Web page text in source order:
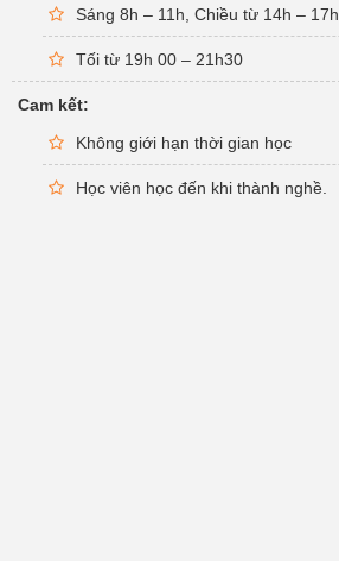
Sáng 8h – 11h, Chiều từ 14h – 17h
Tối từ 19h 00 – 21h30
Cam kết:
Không giới hạn thời gian học
Học viên học đến khi thành nghề.